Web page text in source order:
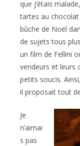
que j’étais
tartes au
bûche de Noël
de sujets tous
un film de Fellini
vendeurs et leurs
petits soucis.
il proposait tout
Je
n’aimai
s pas